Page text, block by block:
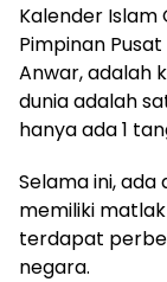
Kalender Islam
Pimpinan
Anwar, adalah
dunia adalah
hanya ada 1
Selama ini,
memiliki
terdapat
negara.